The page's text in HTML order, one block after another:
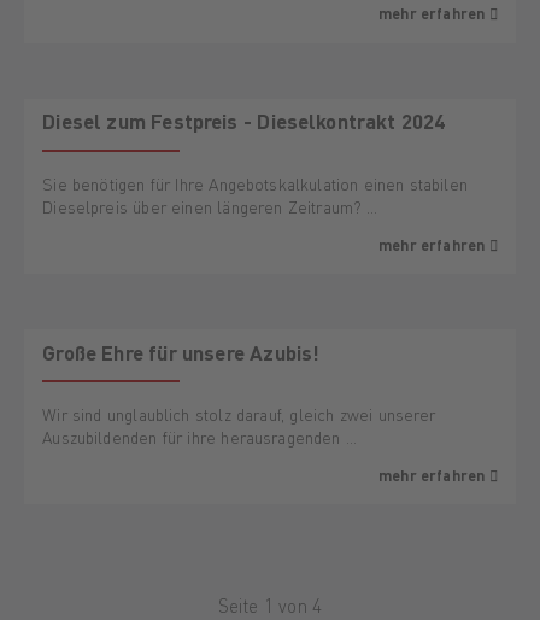
mehr erfahren
AKTION
Diesel zum Festpreis - Dieselkontrakt 2024
Sie benötigen für Ihre Angebotskalkulation einen stabilen
Dieselpreis über einen längeren Zeitraum? …
mehr erfahren
Große Ehre für unsere Azubis!
Wir sind unglaublich stolz darauf, gleich zwei unserer
Auszubildenden für ihre herausragenden …
mehr erfahren
Seite 1 von 4